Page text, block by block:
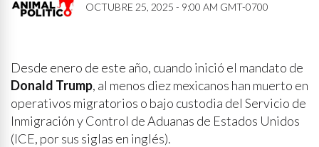
OCTUBRE 25, 2025 - 9:00 AM GMT-0700
Desde enero de este año, cuando inició el mandato de
Donald Trump, al menos diez mexicanos han muerto en
operativos migratorios o bajo custodia del Servicio de
Inmigración y Control de Aduanas de Estados Unidos
(ICE, por sus siglas en inglés).